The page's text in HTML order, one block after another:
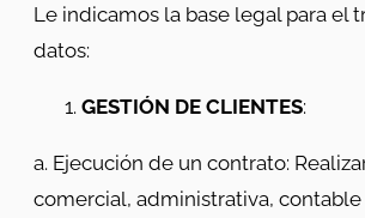
Le indicamos la base legal para el
datos:
GESTIÓN DE CLIENTES:
a. Ejecución de un contrato:
comercial, administrativa, contable